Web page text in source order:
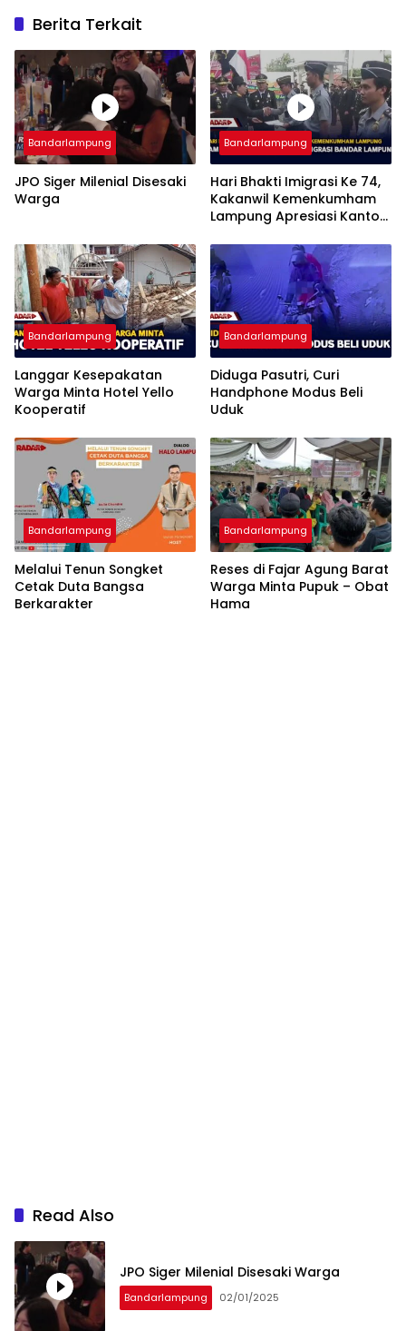
Berita Terkait
Bandarlampung
JPO Siger Milenial Disesaki
Warga
Bandarlampung
Hari Bhakti Imigrasi Ke 74,
Kakanwil Kemenkumham
Lampung Apresiasi Kantor
Bandarlampung
Langgar Kesepakatan
Warga Minta Hotel Yello
Kooperatif
Bandarlampung
Diduga Pasutri, Curi
Handphone Modus Beli
Uduk
Bandarlampung
Melalui Tenun Songket
Cetak Duta Bangsa
Berkarakter
Bandarlampung
Reses di Fajar Agung Barat
Warga Minta Pupuk – Obat
Hama
Read Also
JPO Siger Milenial Disesaki Warga
Bandarlampung 02/01/2025